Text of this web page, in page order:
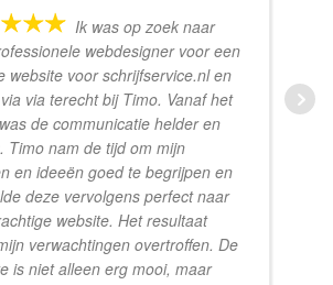
Ik was op zoek naar
webdesigner voor een
website voor schrijfservice.nl en
via terecht bij Timo. Vanaf het
de communicatie helder en
Timo nam de tijd om mijn
en ideeën goed te begrijpen en
deze vervolgens perfect naar
website. Het resultaat
verwachtingen overtroffen. De
is niet alleen erg mooi, maar